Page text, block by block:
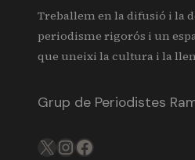
Treballem en la difusió i la
periodisme rigorós i un
que uneixi la cultura i la
Grup de Periodistes
X IGFB